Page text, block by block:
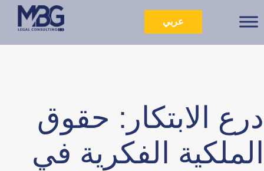
عربي
درع الابتكار: حقوق
الملكية الفكرية في